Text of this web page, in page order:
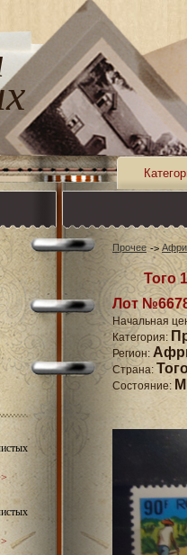
Прочее
Того
Лот
Начальная
Категория:
Регион:
Страна:
Состояние: